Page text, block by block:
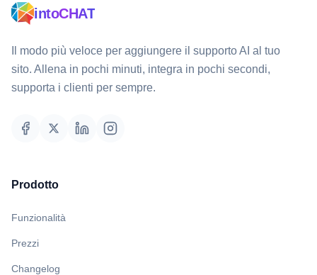
intoCHAT
Il modo più veloce per aggiungere il supporto AI al tuo
sito. Allena in pochi minuti, integra in pochi secondi,
supporta i clienti per sempre.
Prodotto
Funzionalità
Prezzi
Changelog